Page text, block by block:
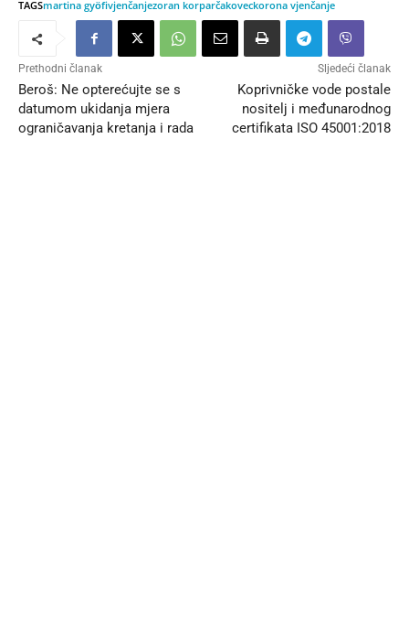
TAGSmartina gyӧfivjenčanjezoran korparčakoveckorona vjenčanje
Prethodni članak
Beroš: Ne opterećujte se s
datumom ukidanja mjera
ograničavanja kretanja i rada
Sljedeći članak
Koprivničke vode postale
nositelj i međunarodnog
certifikata ISO 45001:2018